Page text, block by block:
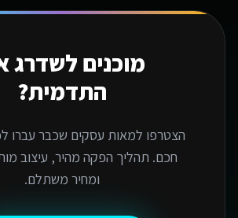
מוכנים לשדרג
התדמית?
הצטרפו למאות עסקים שכבר עברו
חכם. תהליך הפקה מהיר, עיצוב
ומחיר משתלם.